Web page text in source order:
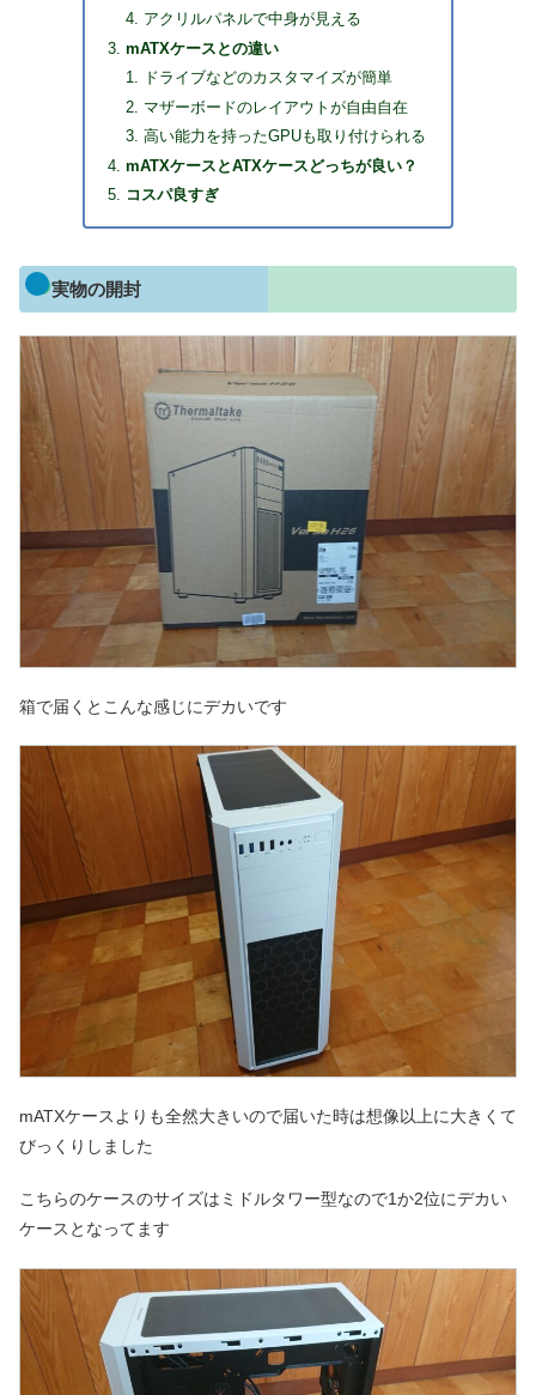
アクリルパネルで中身が見える
mATXケースとの違い
ドライブなどのカスタマイズが簡単
マザーボードのレイアウトが自由自在
高い能力を持ったGPUも取り付けられる
mATXケースとATXケースどっちが良い？
コスパ良すぎ
実物の開封
箱で届くとこんな感じにデカいです
mATXケースよりも全然大きいので届いた時は想像以上に大きくて
びっくりしました
こちらのケースのサイズはミドルタワー型なので1か2位にデカい
ケースとなってます